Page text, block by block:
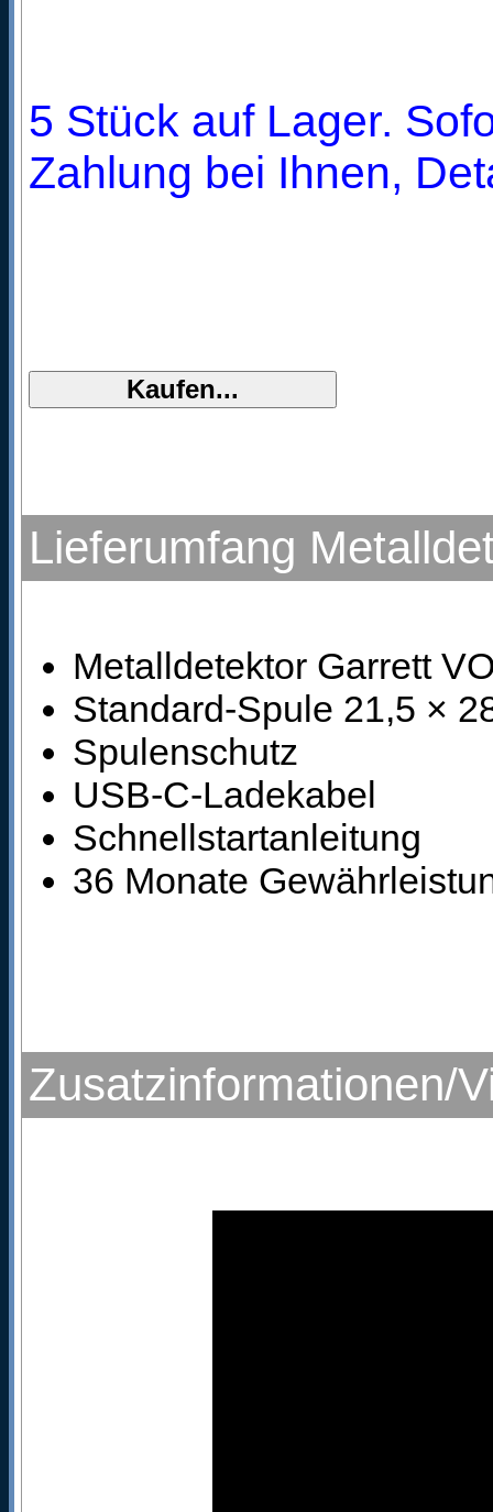
5 Stück auf Lager.
Zahlung bei Ihnen,
Lieferumfang
Metalldetektor Garrett
Standard-Spule 21,5 ×
Spulenschutz
USB-C-Ladekabel
Schnellstartanleitung
36 Monate
Zusatzinformationen/